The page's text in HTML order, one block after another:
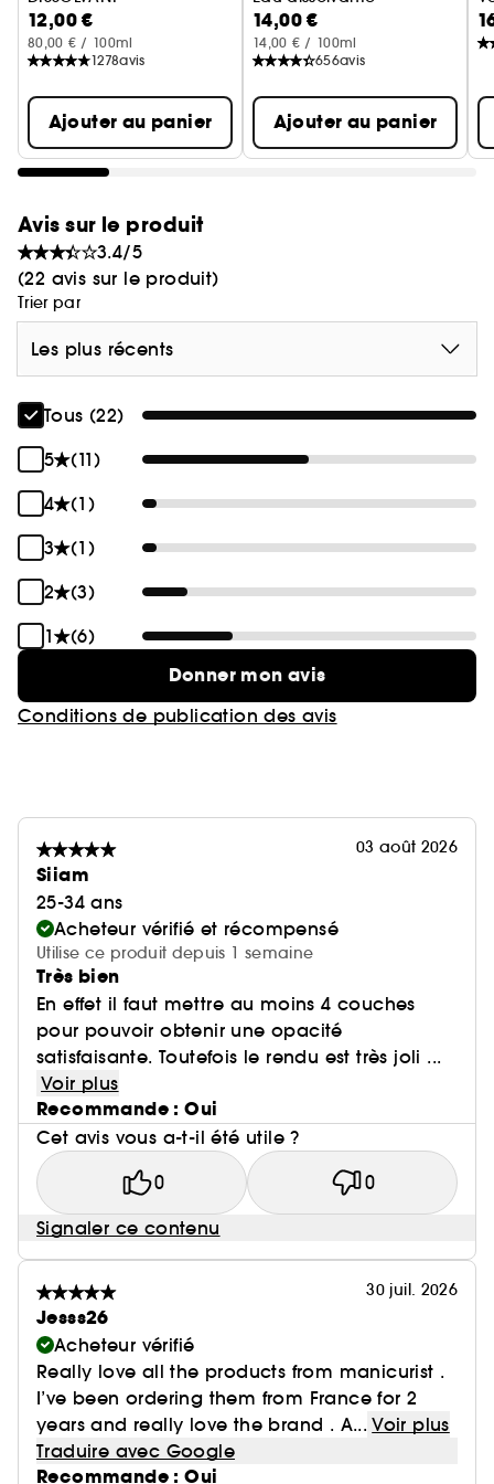
12,00 €
80,00 € / 100ml
1278avis
Ajouter au panier
14,00 €
14,00 € / 100ml
656avis
Ajouter au panier
Avis sur le produit
3.4/5
(22 avis sur le produit)
Trier par
Les plus récents
Tous (22)
5
(11)
4
(1)
3
(1)
2
(3)
1
(6)
Donner mon avis
Conditions de publication des avis
03 août 2026
Siiam
25-34 ans
Acheteur vérifié et récompensé
Utilise ce produit depuis 1 semaine
Très bien
En effet il faut mettre au moins 4 couches
pour pouvoir obtenir une opacité
satisfaisante. Toutefois le rendu est très joli ...
Voir plus
Recommande : Oui
Cet avis vous a-t-il été utile ?
0 0
Signaler ce contenu
30 juil. 2026
Jesss26
Acheteur vérifié
Really love all the products from manicurist .
I’ve been ordering them from France for 2
years and really love the brand . A... Voir plus
Traduire avec Google
Recommande : Oui